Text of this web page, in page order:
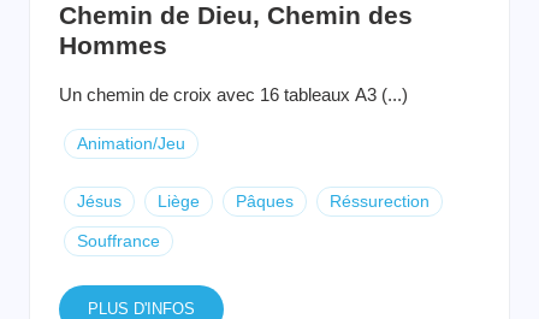
Chemin de Dieu, Chemin des
Hommes
Un chemin de croix avec 16 tableaux A3 (...)
Animation/Jeu
Jésus Liège Pâques Réssurection
Souffrance
PLUS D'INFOS